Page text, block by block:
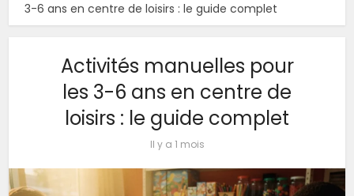
3-6 ans en centre de loisirs : le guide complet
Activités manuelles pour
les 3-6 ans en centre de
loisirs : le guide complet
Il y a 1 mois